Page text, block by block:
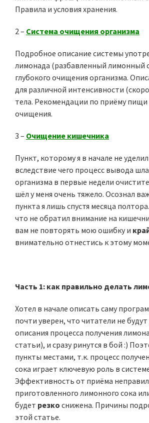
Правила и условия хранения.
2 – Система очищения организма
Подробное описание системы
лимонада (разбавленный лимонный
глубокого очищения организма.
для различной интенсивности
тела. Рекомендации по приёму пищи
очищения.
3 – Очищение кишечника
Пункт, которому я в начале не
вследствие чего процесс вывода
организма в первые недели
шёл у меня очень тяжело. Осознал
пункта я лишь спустя месяца
что не обратил внимание на
вам не повторять мою ошибку и
внимательно отнестись к этому
Часть 1: как правильно делать
Хотел в начале описать саму
почти уверен, что читатели не
описания процесса получения
статьи), и сразу ринутся в бой :)
пункты местами, т.к. процесс
сока играет ключевую роль в
Эффективность от приёма
приготовленного лимонного сока
будет резко снижена. Причины
этой статье.